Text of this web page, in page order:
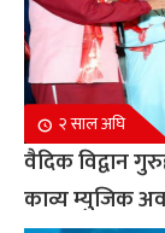
२ साल अघि
वैदिक विद्वान
काव्य म्युजिक